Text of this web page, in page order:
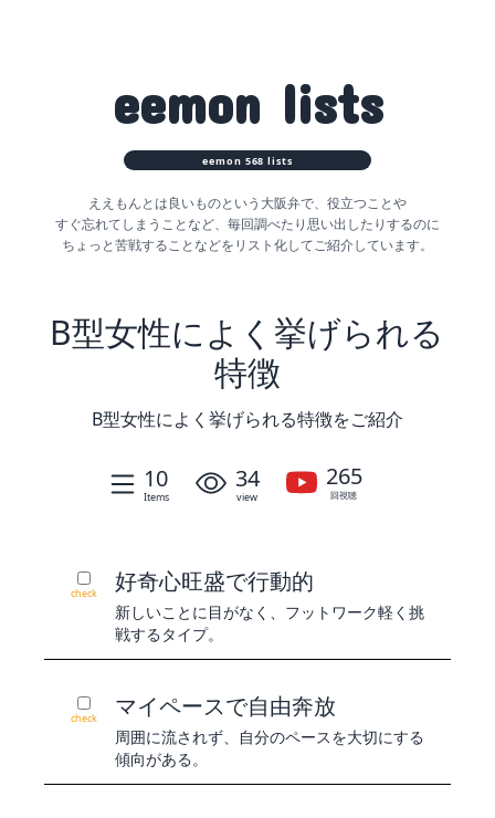
eemon lists
eemon 568 lists
ええもんとは良いものという大阪弁で、役立つことや
すぐ忘れてしまうことなど、 毎回調べたり思い出したりするのに
ちょっと苦戦することなどをリスト化してご紹介しています。
B型女性によく挙げられる
特徴
B型女性によく挙げられる特徴をご紹介
10
Items
34
view
265
回視聴
check 好奇心旺盛で行動的
新しいことに目がなく、フットワーク軽く挑
戦するタイプ。
check マイペースで自由奔放
周囲に流されず、自分のペースを大切にする
傾向がある。